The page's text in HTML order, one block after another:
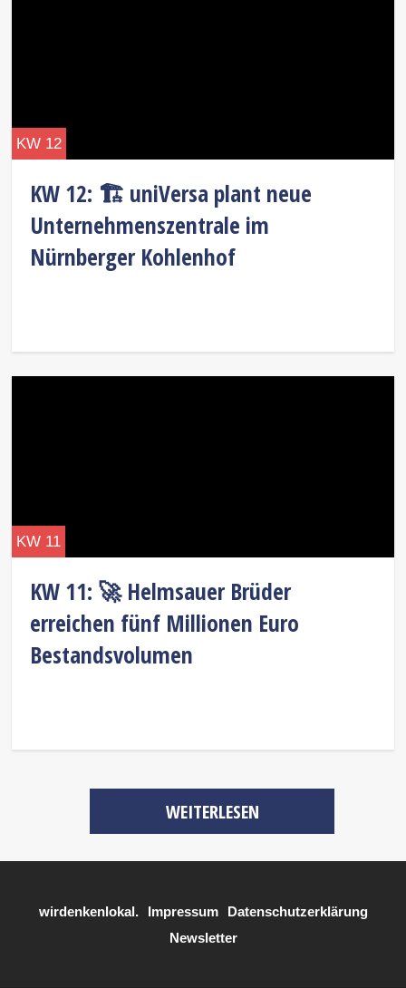
KW 12: 🏗️ uniVersa plant neue
Unternehmenszentrale im
Nürnberger Kohlenhof
KW 12
KW 11: 🚀 Helmsauer Brüder
erreichen fünf Millionen Euro
Bestandsvolumen
KW 11
WEITERLESEN
wirdenkenlokal. Impressum
Datenschutzerklärung
Newsletter